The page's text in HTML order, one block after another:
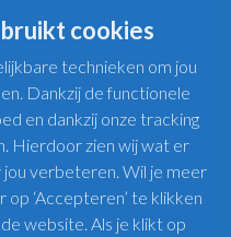
cookies
technieken om jou
Dankzij de functionele
en dankzij onze tracking
Hierdoor zien wij wat er
verbeteren. Wil je meer
‘Accepteren’ te klikken
website. Als je klikt op